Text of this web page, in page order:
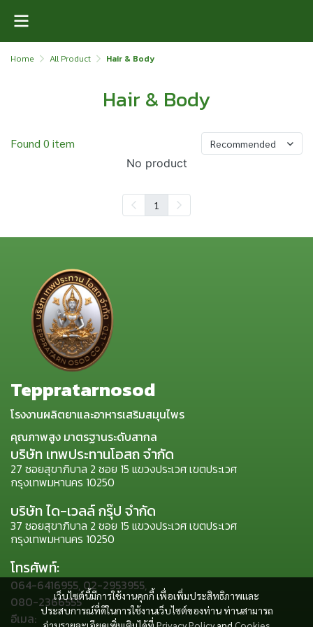
Home All Product Hair & Body
Hair & Body
Found 0 item Recommended
No product
1
เว็บไซต์นี้มีการใช้งานคุกกี้ เพื่อเพิ่มประสิทธิภาพและ
ประสบการณ์ที่ดีในการใช้งานเว็บไซต์ของท่าน ท่านสามารถ
Teppratarnosod
โรงงานผลิตยาและอาหารเสริมสมุนไพร
คุณภาพสูง มาตรฐานระดับสากล
บริษัท เทพประทานโอสถ จำกัด
27 ซอยสุขาภิบาล 2 ซอย 15 แขวงประเวศ เขตประเวศ
กรุงเทพมหานคร 10250
บริษัท ได-เวลล์ กรุ๊ป จำกัด
37 ซอยสุขาภิบาล 2 ซอย 15 แขวงประเวศ เขตประเวศ
กรุงเทพมหานคร 10250
โทรศัพท์:
064-6416955, 02-2953955,
080-2366555
อีเมล: